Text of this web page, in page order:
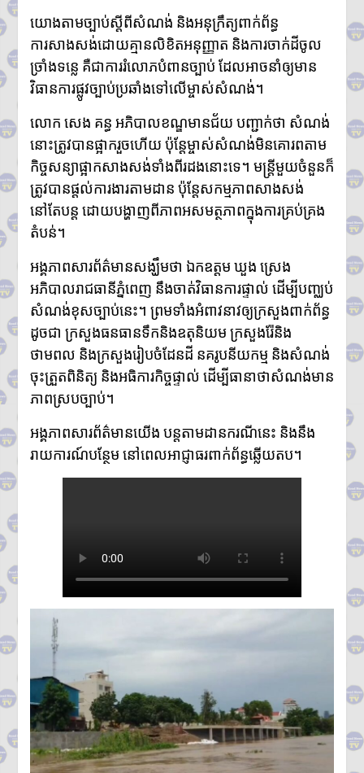
ប្រកាសព័ត៌មានពីការប្រឡង
សញ្ញាបត្រមធ្យមសិក្សាទុតិយភូមិ
សម័យប្រឡង៖១០ សីហ ២០២៦
មានបេក្ខជនចុះឈ្មោះប្រឡង
សរុប១៥១,២៣៨នាក់
ស្រី៨៤,៧៣៥នាក់
ក្រុមអ្នកសង្កេតការណ៍អាស៊ាន ចុះ
ពិនិត្យស្ថានភាពជាក់ស្តែងនៅតាម
ព្រំដែនកម្ពុជា-ថៃ ក្នុងខេត្តបន្ទាយ
មានជ័យ
យោងតាមច្បាប់ស្តីពីសំណង់ និងអនុក្រឹត្យពាក់ព័ន្ធ
ការសាងសង់ដោយគ្មានលិខិតអនុញ្ញាត និងការចាក់ដីចូល
ច្រាំងទន្លេ គឺជាការរំលោភបំពានច្បាប់ ដែលអាចនាំឲ្យមាន
វិធានការផ្លូវច្បាប់ប្រឆាំងទៅលើម្ចាស់សំណង់។
លោក សេង គន្ធ អភិបាលខណ្ឌមានជ័យ បញ្ជាក់ថា សំណង់
នោះត្រូវបានផ្អាករួចហើយ ប៉ុន្តែម្ចាស់សំណង់មិនគោរពតាម
កិច្ចសន្យាផ្អាកសាងសង់ទាំងពីរដងនោះទេ។ មន្ត្រីមួយចំនួនក៏
ត្រូវបានផ្ដល់ការងារតាមដាន ប៉ុន្តែសកម្មភាពសាងសង់
នៅតែបន្ត ដោយបង្ហាញពីភាពអសមត្ថភាពក្នុងការគ្រប់គ្រង
តំបន់។
អង្គភាពសារព័ត៌មានសង្ឃឹមថា ឯកឧត្តម ឃួង ស្រេង
អភិបាលរាជធានីភ្នំពេញ នឹងចាត់វិធានការផ្ទាល់ ដើម្បីបញ្ឈប់
សំណង់ខុសច្បាប់នេះ។ ព្រមទាំងអំពាវនាវឲ្យក្រសួងពាក់ព័ន្ធ
ដូចជា ក្រសួងធនធានទឹកនិងឧតុនិយម ក្រសួងរ៉ែនិង
ថាមពល និងក្រសួងរៀបចំដែនដី នគរូបនីយកម្ម និងសំណង់
ចុះត្រួតពិនិត្យ និងអធិការកិច្ចផ្ទាល់ ដើម្បីធានាថាសំណង់មាន
ភាពស្របច្បាប់។
អង្គភាពសារព័ត៌មានយើង បន្តតាមដានករណីនេះ និងនឹង
រាយការណ៍បន្ថែម នៅពេលអាជ្ញាធរពាក់ព័ន្ធឆ្លើយតប។